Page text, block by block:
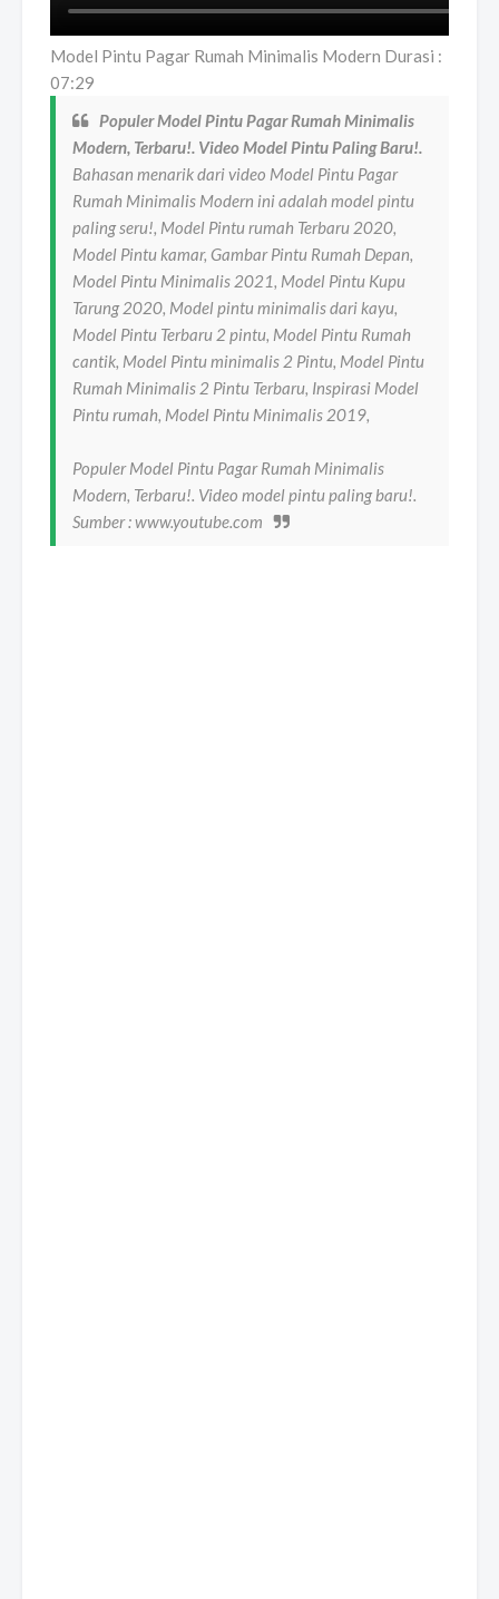
Model Pintu Pagar Rumah Minimalis Modern Durasi :
07:29
Populer Model Pintu Pagar Rumah Minimalis
Modern, Terbaru!. Video Model Pintu Paling Baru!.
Bahasan menarik dari video Model Pintu Pagar
Rumah Minimalis Modern ini adalah model pintu
paling seru!, Model Pintu rumah Terbaru 2020,
Model Pintu kamar, Gambar Pintu Rumah Depan,
Model Pintu Minimalis 2021, Model Pintu Kupu
Tarung 2020, Model pintu minimalis dari kayu,
Model Pintu Terbaru 2 pintu, Model Pintu Rumah
cantik, Model Pintu minimalis 2 Pintu, Model Pintu
Rumah Minimalis 2 Pintu Terbaru, Inspirasi Model
Pintu rumah, Model Pintu Minimalis 2019,
Populer Model Pintu Pagar Rumah Minimalis
Modern, Terbaru!. Video model pintu paling baru!.
Sumber : www.youtube.com